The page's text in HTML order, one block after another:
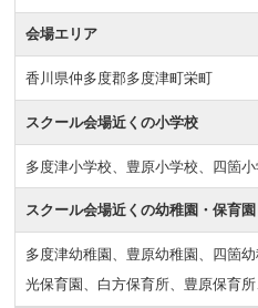
会場エリア
香川県仲多度郡多度津町栄町
スクール会場近くの小学校
多度津小学校、豊原小学校、四箇
スクール会場近くの幼稚園・保育園
多度津幼稚園、豊原幼稚園、四箇
光保育園、白方保育所、豊原保育